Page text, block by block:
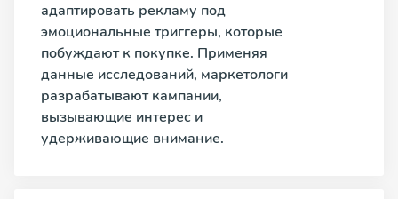
адаптировать рекламу под
эмоциональные триггеры, которые
побуждают к покупке. Применяя
данные исследований, маркетологи
разрабатывают кампании,
вызывающие интерес и
удерживающие внимание.